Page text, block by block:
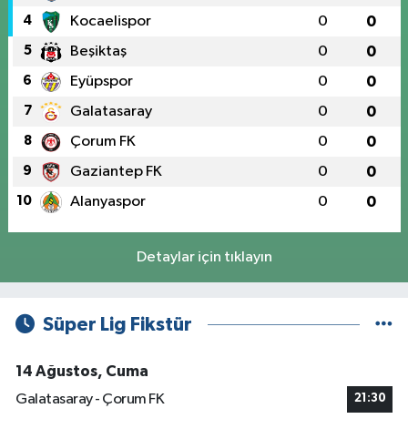
4 Kocaelispor 0 0
5 Beşiktaş 0 0
6 Eyüpspor 0 0
7 Galatasaray 0 0
8 Çorum FK 0 0
9 Gaziantep FK 0 0
10 Alanyaspor 0 0
Detaylar için tıklayın
Süper Lig Fikstür
14 Ağustos, Cuma
Galatasaray - Çorum FK
21:30